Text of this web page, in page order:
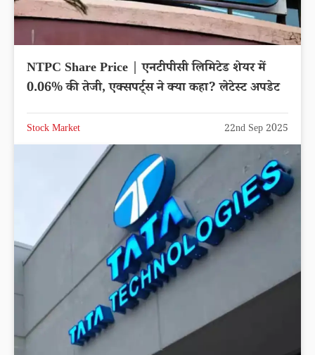
NTPC Share Price | एनटीपीसी लिमिटेड शेयर में
0.06% की तेजी, एक्सपर्ट्स ने क्या कहा? लेटेस्ट अपडेट
Stock Market 22nd Sep 2025